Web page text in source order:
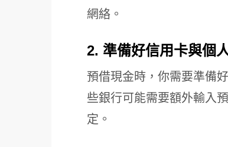
網絡。
2. 準備好信用卡與個
預借現金時，你需要準備
些銀行可能需要額外輸入
定。